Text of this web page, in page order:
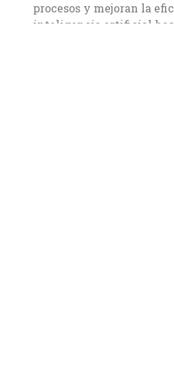
procesos y mejoran la
inteligencia artificial